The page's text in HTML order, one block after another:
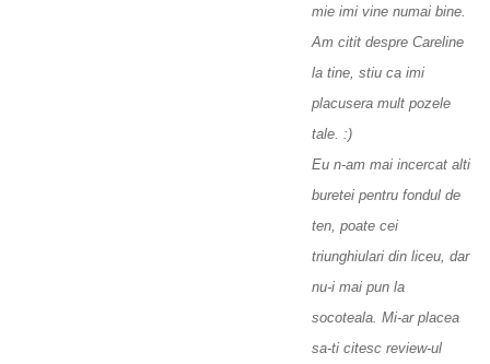
mie imi vine numai bine.
Am citit despre Careline
la tine, stiu ca imi
placusera mult pozele
tale. :)
Eu n-am mai incercat alti
buretei pentru fondul de
ten, poate cei
triunghiulari din liceu, dar
nu-i mai pun la
socoteala. Mi-ar placea
sa-ti citesc review-ul